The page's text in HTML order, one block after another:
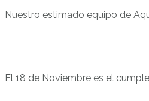
Nuestro estimado equipo de
El 18 de Noviembre es el